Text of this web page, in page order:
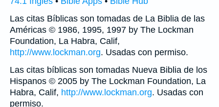
Las citas Bíblicas son tomadas de La Biblia de las
Américas © 1986, 1995, 1997 by The Lockman
Foundation, La Habra, Calif,
http://www.lockman.org. Usadas con permiso.
Las citas bíblicas son tomadas Nueva Biblia de los
Hispanos © 2005 by The Lockman Foundation, La
Habra, Calif, http://www.lockman.org. Usadas con
permiso.